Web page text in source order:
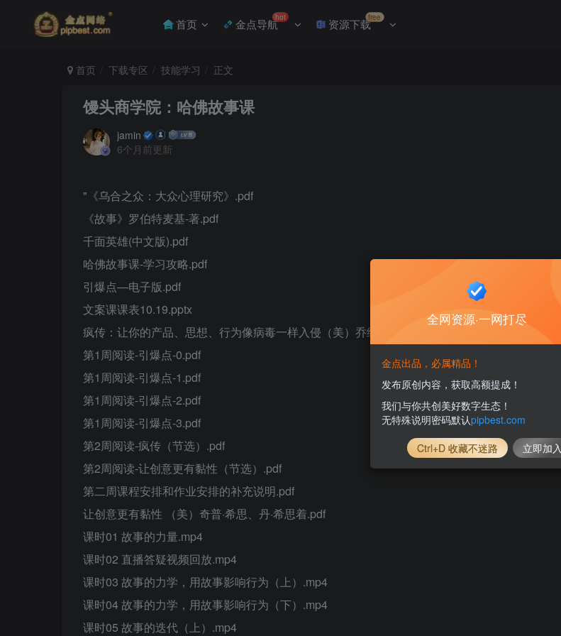
首页 金点导航hot 资源下载free
首页 下载专区 技能学习 正文
馒头商学院：哈佛故事课
jamin
6个月前更新
"《乌合之众：大众心理研究》.pdf
《故事》罗伯特麦基-著.pdf
千面英雄(中文版).pdf
哈佛故事课-学习攻略.pdf
引爆点—电子版.pdf
文案课课表10.19.pptx
疯传：让你的产品、思想、行为像病毒一样入侵（美）乔纳·伯杰.pdf
第1周阅读-引爆点-0.pdf
第1周阅读-引爆点-1.pdf
第1周阅读-引爆点-2.pdf
第1周阅读-引爆点-3.pdf
第2周阅读-疯传（节选）.pdf
第2周阅读-让创意更有黏性（节选）.pdf
第二周课程安排和作业安排的补充说明.pdf
让创意更有黏性 （美）奇普·希思、丹·希思着.pdf
课时01 故事的力量.mp4
课时02 直播答疑视频回放.mp4
课时03 故事的力学，用故事影响行为（上）.mp4
课时04 故事的力学，用故事影响行为（下）.mp4
课时05 故事的迭代（上）.mp4
全网资源·一网打尽
金点出品，必属精品！
发布原创内容，获取高额提成！
我们与你共创美好数字生态！
无特殊说明密码默认pipbest.com
Ctrl+D 收藏不迷路 立即加入